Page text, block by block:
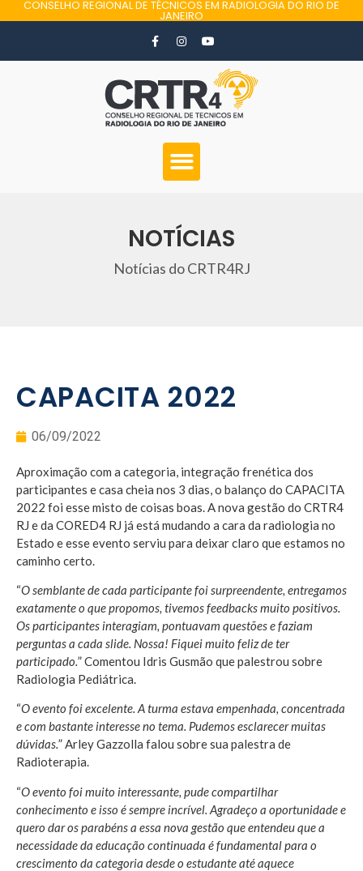
CONSELHO REGIONAL DE TÉCNICOS EM RADIOLOGIA DO RIO DE
JANEIRO
NOTÍCIAS
Notícias do CRTR4RJ
CAPACITA 2022
06/09/2022
Aproximação com a categoria, integração frenética dos
participantes e casa cheia nos 3 dias, o balanço do CAPACITA
2022 foi esse misto de coisas boas. A nova gestão do CRTR4
RJ e da CORED4 RJ já está mudando a cara da radiologia no
Estado e esse evento serviu para deixar claro que estamos no
caminho certo.
“O semblante de cada participante foi surpreendente, entregamos
exatamente o que propomos, tivemos feedbacks muito positivos.
Os participantes interagiam, pontuavam questões e faziam
perguntas a cada slide. Nossa! Fiquei muito feliz de ter
participado.” Comentou Idris Gusmão que palestrou sobre
Radiologia Pediátrica.
“O evento foi excelente. A turma estava empenhada, concentrada
e com bastante interesse no tema. Pudemos esclarecer muitas
dúvidas.” Arley Gazzolla falou sobre sua palestra de
Radioterapia.
“O evento foi muito interessante, pude compartilhar
conhecimento e isso é sempre incrível. Agradeço a oportunidade e
quero dar os parabéns a essa nova gestão que entendeu que a
necessidade da educação continuada é fundamental para o
crescimento da categoria desde o estudante até aquece